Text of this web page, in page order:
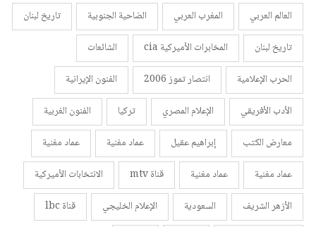
العالم العربي
المغرب العربي الضاحية الجنوبية
تاريخ لبنان
تاريخ لبنان
المخابرات الأميركية cia
الشائعات
الحرب الإعلامية
انتصار تموز 2006
الفنون الإيرانية
الأدب الأفريقي
الإعلام المصري تركيا
الفنون الغربية
معارض الكتب
إبراهيم عقيل عماد مغنية
عماد مغنية
عماد مغنية
عماد مغنية قناة mtv
الانتخابات الأميركية
الأزهر الشريف
السعودية الإعلام الخليجي
قناة lbc